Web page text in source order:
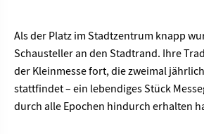
Als der Platz im Stadtzentrum knapp
Schausteller an den Stadtrand. Ihre
der Kleinmesse fort, die zweimal
stattfindet – ein lebendiges Stück
durch alle Epochen hindurch erhalten